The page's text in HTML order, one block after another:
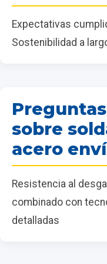
Expectativas
Sostenibilidad a
sobre
acero
Resistencia al
combinado con
detalladas